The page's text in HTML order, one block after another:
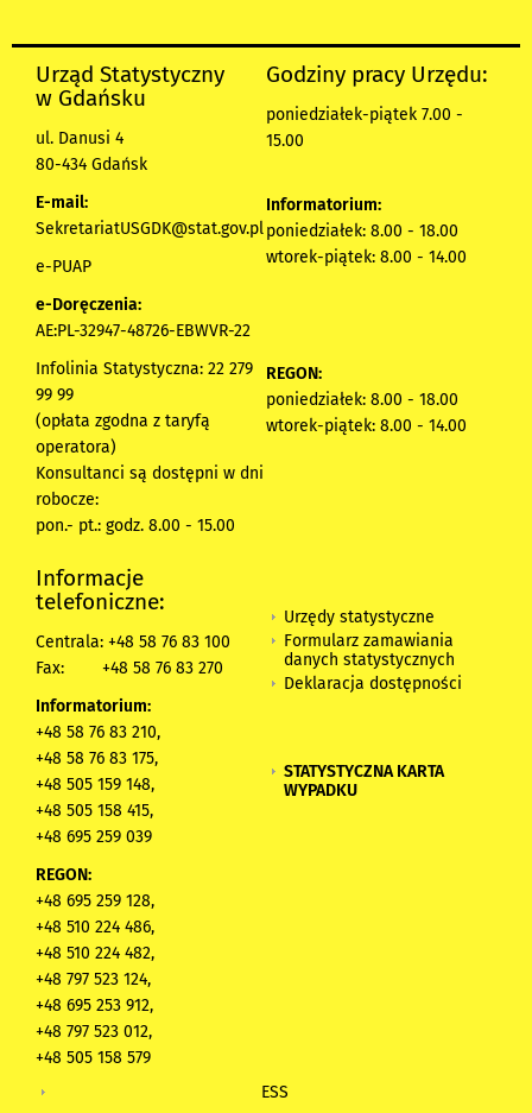
Urząd Statystyczny
w Gdańsku
ul. Danusi 4
80-434 Gdańsk
E-mail:
SekretariatUSGDK@stat.gov.pl
e-PUAP
e-Doręczenia:
AE:PL-32947-48726-EBWVR-22
Infolinia Statystyczna: 22 279
99 99
(opłata zgodna z taryfą
operatora)
Konsultanci są dostępni w dni
robocze:
pon.- pt.: godz. 8.00 - 15.00
Godziny pracy Urzędu:
poniedziałek-piątek 7.00 -
15.00
Informatorium:
poniedziałek: 8.00 - 18.00
wtorek-piątek: 8.00 - 14.00
REGON:
poniedziałek: 8.00 - 18.00
wtorek-piątek: 8.00 - 14.00
Informacje
telefoniczne:
Centrala: +48 58 76 83 100
Fax:
+48 58 76 83 270
Informatorium:
+48 58 76 83 210,
+48 58 76 83 175,
+48 505 159 148,
+48 505 158 415,
+48 695 259 039
REGON:
+48 695 259 128,
+48 510 224 486,
+48 510 224 482,
+48 797 523 124,
+48 695 253 912,
+48 797 523 012,
+48 505 158 579
Urzędy statystyczne
Formularz zamawiania
danych statystycznych
Deklaracja dostępności
STATYSTYCZNA KARTA
WYPADKU
ESS